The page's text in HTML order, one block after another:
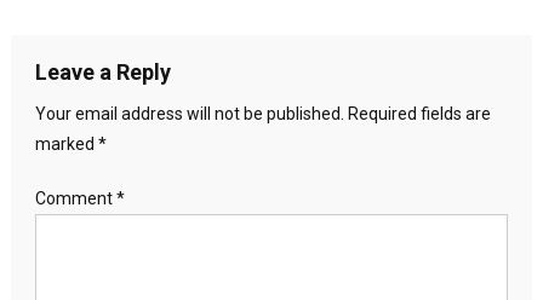
Leave a Reply
Your email address will not be published.
Required fields are
marked *
Comment*